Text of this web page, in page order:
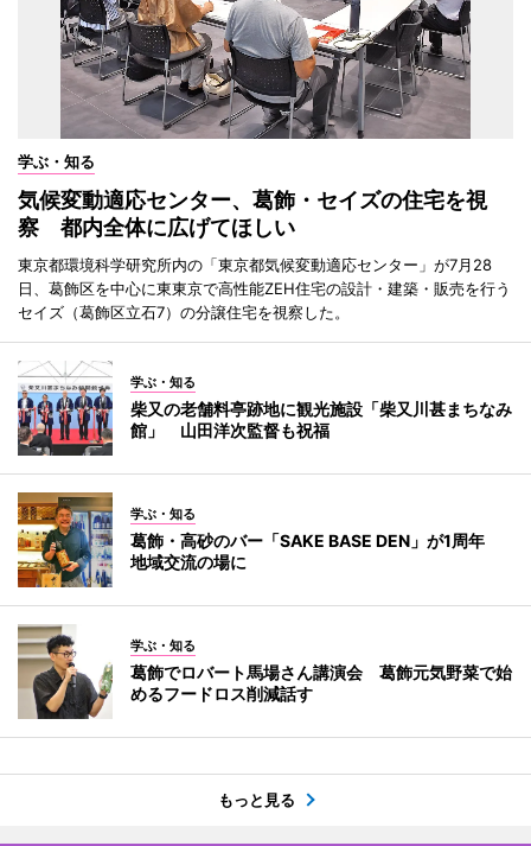
学ぶ・知る
気候変動適応センター、葛飾・セイズの住宅を視
察 都内全体に広げてほしい
東京都環境科学研究所内の「東京都気候変動適応センター」が7月28
日、葛飾区を中心に東東京で高性能ZEH住宅の設計・建築・販売を行う
セイズ（葛飾区立石7）の分譲住宅を視察した。
学ぶ・知る
柴又の老舗料亭跡地に観光施設「柴又川甚まちなみ
館」 山田洋次監督も祝福
学ぶ・知る
葛飾・高砂のバー「SAKE BASE DEN」が1周年
地域交流の場に
学ぶ・知る
葛飾でロバート馬場さん講演会 葛飾元気野菜で始
めるフードロス削減話す
もっと見る